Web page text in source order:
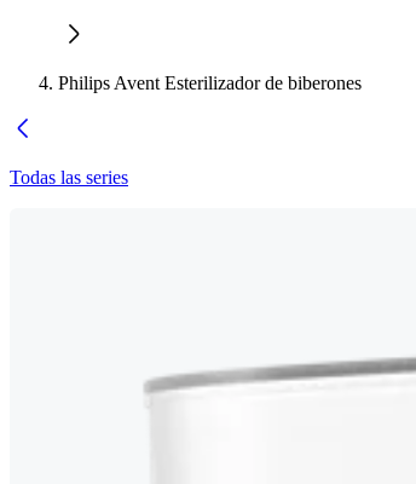
Philips Avent Esterilizador de biberones
Todas las series